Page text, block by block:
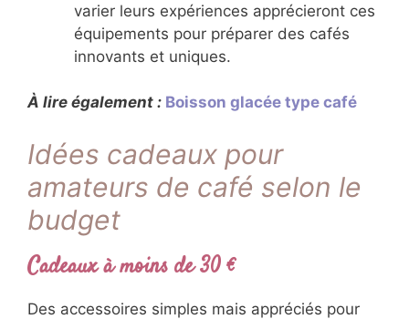
varier leurs expériences apprécieront ces
équipements pour préparer des cafés
innovants et uniques.
À lire également : Boisson glacée type café
Idées cadeaux pour
amateurs de café selon le
budget
Cadeaux à moins de 30 €
Des accessoires simples mais appréciés pour